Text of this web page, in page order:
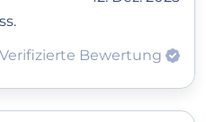
Verifizierte Bewertung